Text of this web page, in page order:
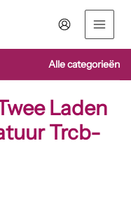
Alle categorieën
Laden
Trcb-